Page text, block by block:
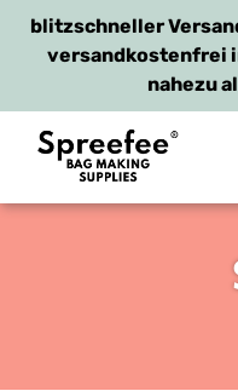
zum
blitzschneller
versandkostenfrei
nahezu